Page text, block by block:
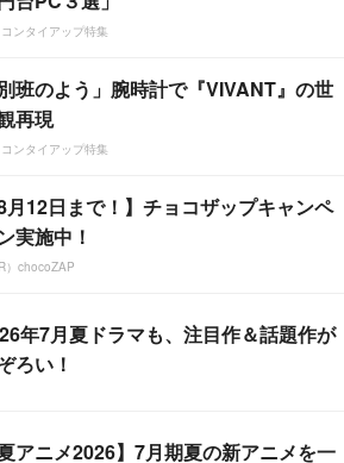
ンタイアップ特集
別班のよう」腕時計で『VIVANT』の世
再現
ンタイアップ特集
8月12日まで！】チョコザップキャンペ
実施中！
）chocoZAP
年7月夏ドラマも、注目作＆話題作が
ろい！
夏アニメ2026】7月期夏の新アニメを一